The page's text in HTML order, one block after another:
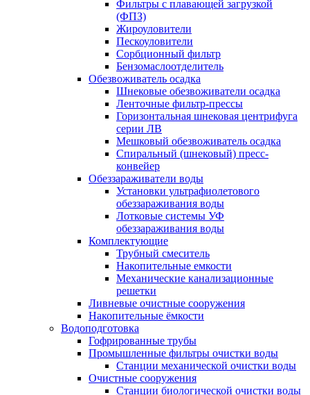
Фильтры с плавающей загрузкой
(ФПЗ)
Жироуловители
Пескоуловители
Сорбционный фильтр
Бензомаслоотделитель
Обезвоживатель осадка
Шнековые обезвоживатели осадка
Ленточные фильтр-прессы
Горизонтальная шнековая центрифуга
серии ЛВ
Мешковый обезвоживатель осадка
Спиральный (шнековый) пресс-
конвейер
Обеззараживатели воды
Установки ультрафиолетового
обеззараживания воды
Лотковые системы УФ
обеззараживания воды
Комплектующие
Трубный смеситель
Накопительные емкости
Механические канализационные
решетки
Ливневые очистные сооружения
Накопительные ёмкости
Водоподготовка
Гофрированные трубы
Промышленные фильтры очистки воды
Станции механической очистки воды
Очистные сооружения
Станции биологической очистки воды